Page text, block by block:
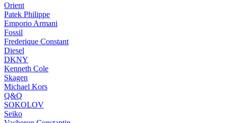
Orient
Patek Philippe
Emporio Armani
Fossil
Frederique Constant
Diesel
DKNY
Kenneth Cole
Skagen
Michael Kors
Q&Q
SOKOLOV
Seiko